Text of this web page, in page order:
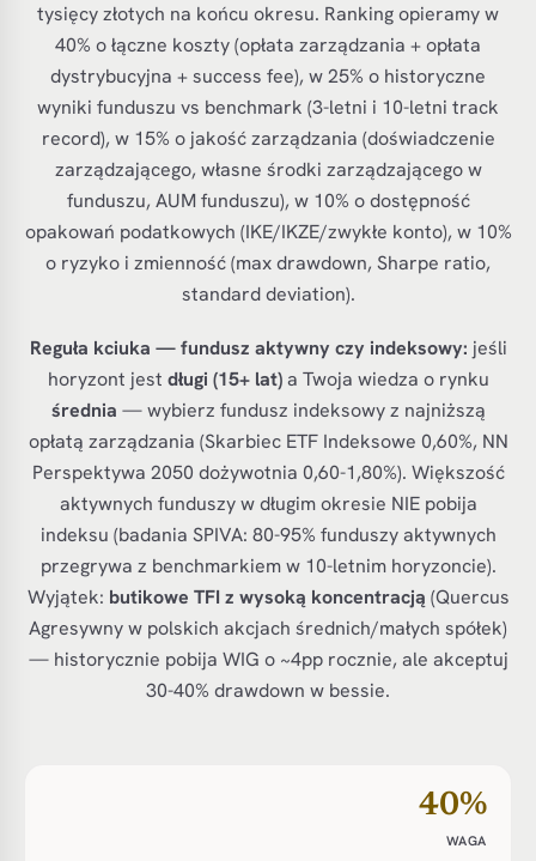
tysięcy złotych na końcu okresu. Ranking opieramy w
40% o łączne koszty (opłata zarządzania + opłata
dystrybucyjna + success fee), w 25% o historyczne
wyniki funduszu vs benchmark (3-letni i 10-letni track
record), w 15% o jakość zarządzania (doświadczenie
zarządzającego, własne środki zarządzającego w
funduszu, AUM funduszu), w 10% o dostępność
opakowań podatkowych (IKE/IKZE/zwykłe konto), w 10%
o ryzyko i zmienność (max drawdown, Sharpe ratio,
standard deviation).
Reguła kciuka — fundusz aktywny czy indeksowy: jeśli
horyzont jest długi (15+ lat)a Twoja wiedza o rynku
średnia — wybierz fundusz indeksowy z najniższą
opłatą zarządzania (Skarbiec ETF Indeksowe 0,60%, NN
Perspektywa 2050 dożywotnia 0,60-1,80%). Większość
aktywnych funduszy w długim okresie NIE pobija
indeksu (badania SPIVA: 80-95% funduszy aktywnych
przegrywa z benchmarkiem w 10-letnim horyzoncie).
Wyjątek: butikowe TFI z wysoką koncentracją (Quercus
Agresywny w polskich akcjach średnich/małych spółek)
— historycznie pobija WIG o ~4pp rocznie, ale akceptuj
30-40% drawdown w bessie.
40%
WAGA